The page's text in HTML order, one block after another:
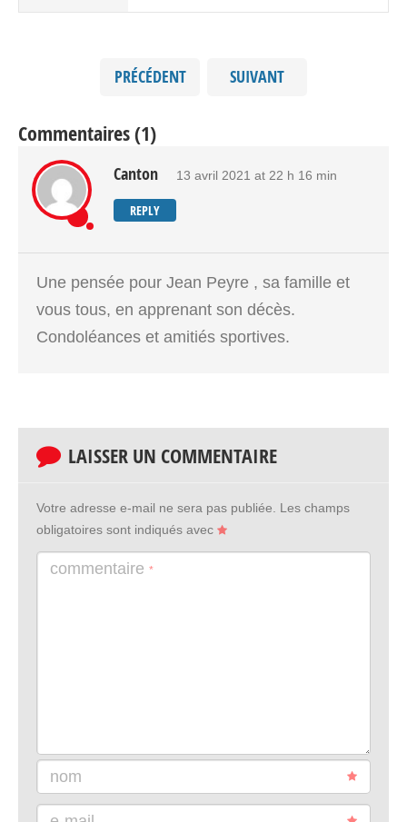
PRÉCÉDENT SUIVANT
Commentaires (1)
Canton 13 avril 2021 at 22 h 16 min
REPLY
Une pensée pour Jean Peyre , sa famille et
vous tous, en apprenant son décès.
Condoléances et amitiés sportives.
LAISSER UN COMMENTAIRE
Votre adresse e-mail ne sera pas publiée.
Les champs
obligatoires sont indiqués avec
commentaire *
nom